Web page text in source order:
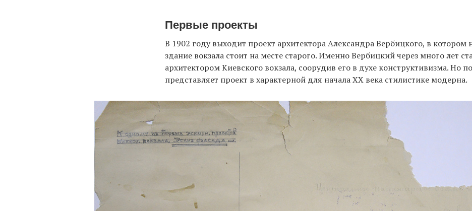
Первые проекты
В 1902 году выходит проект архитектора Александра Вербицкого, в котором
здание вокзала стоит на месте старого. Именно Вербицкий через много лет
архитектором Киевского вокзала, соорудив его в духе конструктивизма. Но
представляет проект в характерной для начала ХХ века стилистике модерна.